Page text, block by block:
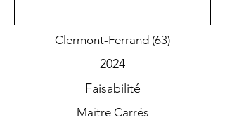
Clermont-Ferrand (63)
2024
Faisabilité
Maitre Carrés